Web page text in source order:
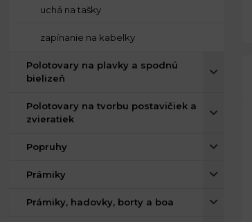
uchá na tašky
zapínanie na kabelky
Polotovary na plavky a spodnú
bielizeň
Polotovary na tvorbu postavičiek a
zvieratiek
Popruhy
Prámiky
Prámiky, hadovky, borty a boa